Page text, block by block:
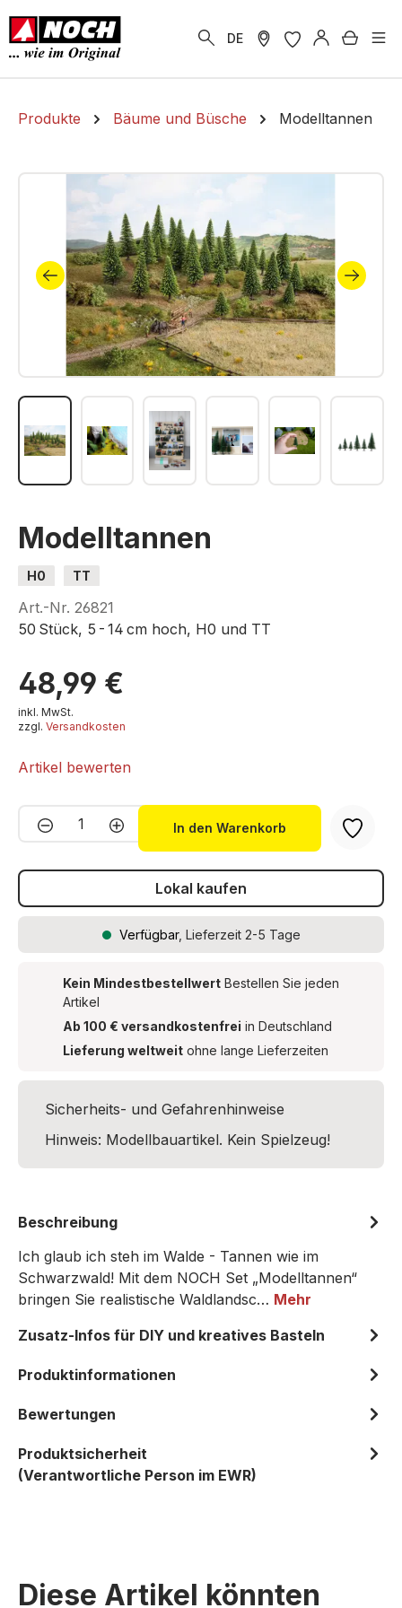
springen
DE
Produkte Bäume und Büsche Modelltannen
Bildergalerie überspringen
Modelltannen
H0 TT
Art.-Nr. 26821
50 Stück, 5 - 14 cm hoch, H0 und TT
48,99 €
inkl. MwSt.
zzgl. Versandkosten
Artikel bewerten
Produkt Anzahl: Gib den
In den Warenkorb
Lokal kaufen
Verfügbar, Lieferzeit 2-5 Tage
Kein Mindestbestellwert Bestellen Sie jeden
Artikel
Ab 100 € versandkostenfrei in Deutschland
Lieferung weltweit ohne lange Lieferzeiten
Sicherheits- und Gefahrenhinweise
Hinweis: Modellbauartikel. Kein Spielzeug!
Beschreibung
Ich glaub ich steh im Walde - Tannen wie im
Schwarzwald! Mit dem NOCH Set „Modelltannen“
bringen Sie realistische Waldlandsc… Mehr
Zusatz-Infos für DIY und kreatives Basteln
Produktinformationen
Bewertungen
Produktsicherheit
(Verantwortliche Person im EWR)
Diese Artikel könnten